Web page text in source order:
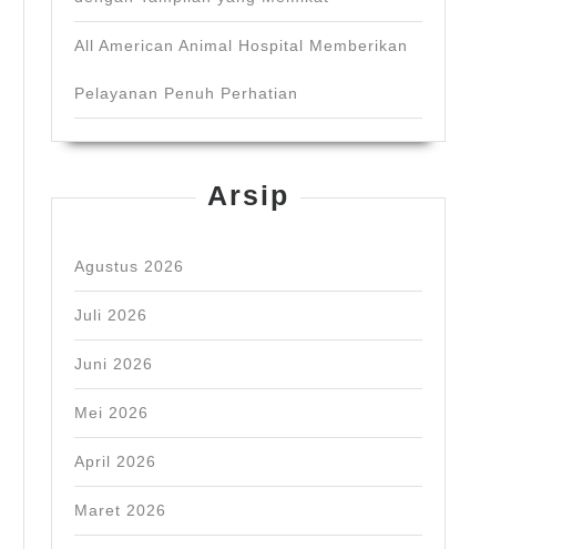
All American Animal Hospital Memberikan
Pelayanan Penuh Perhatian
Arsip
Agustus 2026
Juli 2026
Juni 2026
Mei 2026
April 2026
Maret 2026